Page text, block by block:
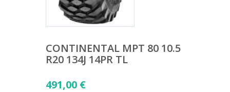
CONTINENTAL MPT 80 10.5
R20 134J 14PR TL
491,00 €